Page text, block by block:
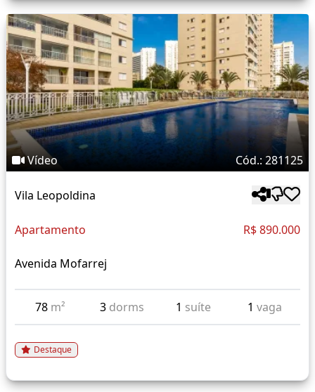
Vídeo Cód.: 281125
Vila Leopoldina
Apartamento R$ 890.000
Avenida Mofarrej
78 m² 3 dorms 1 suíte 1 vaga
Destaque